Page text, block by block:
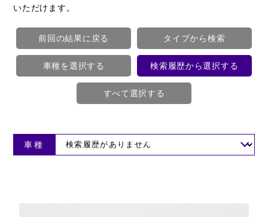
いただけます。
前回の結果に戻る タイプから検索
車種を選択する 検索履歴から選択する
すべて選択する
車種